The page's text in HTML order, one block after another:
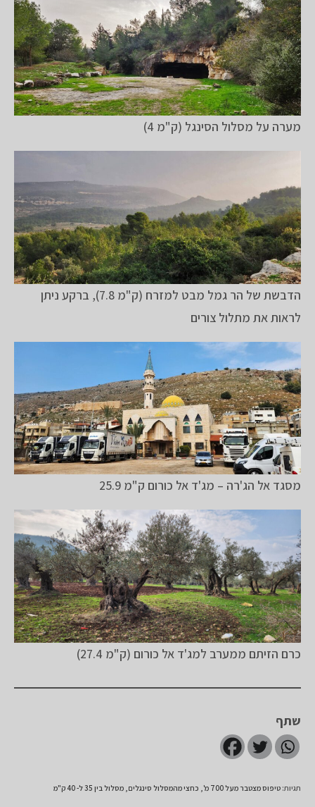
מערה על מסלול הסינגל (ק"מ 4)
הדבשת של הר גמל מבט למזרח (ק"מ 7.8), ברקע ניתן
לראות את מתלול צורים
מסגד אל הג'רה – מג'ד אל כורום ק"מ 25.9
כרם הזיתם ממערב למג'ד אל כורום (ק"מ 27.4)
שתף
תגיות: טיפוס מצטבר מעל 700 מ' כחצי מהמסלול סינגלים מסלול בין 35 ל- 40 ק"מ